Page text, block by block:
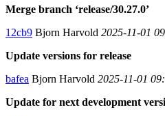
Merge branch ‘release/30.27.0’
12cb9 Bjorn Harvold 2025-11-01
Update versions for release
bafea Bjorn Harvold 2025-11-01
Update for next development